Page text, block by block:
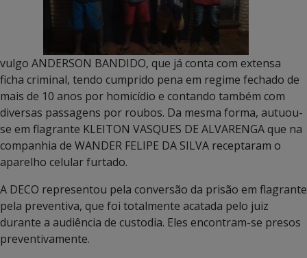
vulgo ANDERSON BANDIDO, que já conta com extensa
ficha criminal, tendo cumprido pena em regime fechado de
mais de 10 anos por homicídio e contando também com
diversas passagens por roubos. Da mesma forma, autuou-
se em flagrante KLEITON VASQUES DE ALVARENGA que na
companhia de WANDER FELIPE DA SILVA receptaram o
aparelho celular furtado.
A DECO representou pela conversão da prisão em flagrante
pela preventiva, que foi totalmente acatada pelo juiz
durante a audiência de custodia. Eles encontram-se presos
preventivamente.